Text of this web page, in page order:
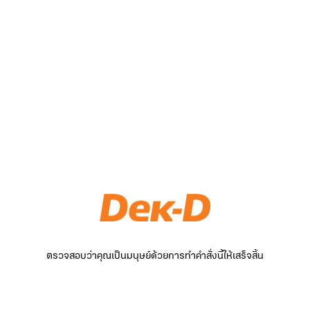
ตรวจสอบว่าคุณเป็นมนุษย์ด้วยการทำคำสั่งนี้ให้เสร็จสิ้น